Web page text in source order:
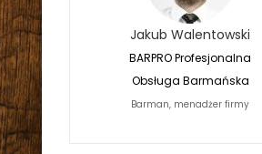
Jakub Walentowski
BARPRO Profesjonalna
Obsługa Barmańska
Barman, menadżer firmy